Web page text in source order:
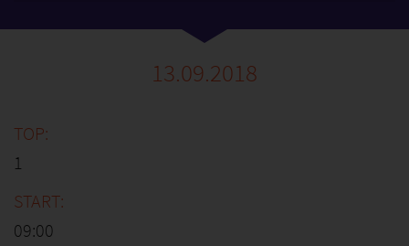
13.09.2018
1
09:00